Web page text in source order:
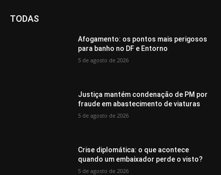
TODAS
Afogamento: os pontos mais perigosos
para banho no DF e Entorno
5 de agosto de 2026
Justiça mantém condenação de PM por
fraude em abastecimento de viaturas
5 de agosto de 2026
Crise diplomática: o que acontece
quando um embaixador perde o visto?
5 de agosto de 2026